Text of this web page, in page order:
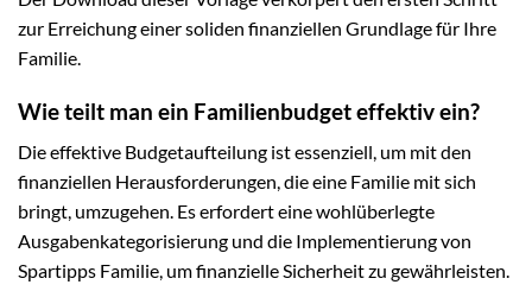
zur Erreichung einer soliden finanziellen Grundlage für Ihre
Familie.
Wie teilt man ein Familienbudget effektiv ein?
Die effektive Budgetaufteilung ist essenziell, um mit den
finanziellen Herausforderungen, die eine Familie mit sich
bringt, umzugehen. Es erfordert eine wohlüberlegte
Ausgabenkategorisierung und die Implementierung von
Spartipps Familie, um finanzielle Sicherheit zu gewährleisten.